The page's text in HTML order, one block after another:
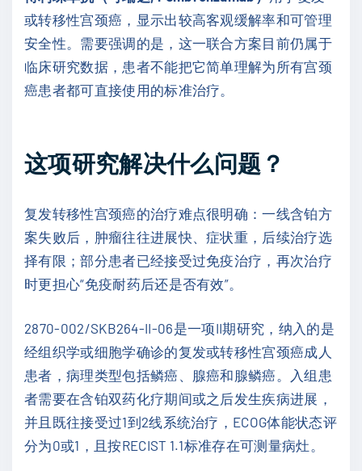
或转移性宫颈癌，显示出较高客观缓解率和可管理
安全性。需要强调的是，这一联合方案目前仍属于
临床研究数据，患者不能把它简单理解为所有宫颈
癌患者都可直接使用的标准治疗。
这项研究解决什么问题？
复发转移性宫颈癌的治疗难点很明确：一线含铂方
案失败后，肿瘤往往进展快、症状重，后续治疗选
择有限；部分患者已经接受过免疫治疗，再次治疗
时更担心“免疫耐药后还是否有效”。
2870-002/SKB264-II-06是一项II期研究，纳入的是
经组织学或细胞学确诊的复发或转移性宫颈癌成人
患者，病理类型包括鳞癌、腺癌和腺鳞癌。入组患
者需要在含铂双药化疗期间或之后发生疾病进展，
并且既往接受过1到2线系统治疗，ECOG体能状态评
分为0或1，且按RECIST 1.1标准存在可测量病灶。